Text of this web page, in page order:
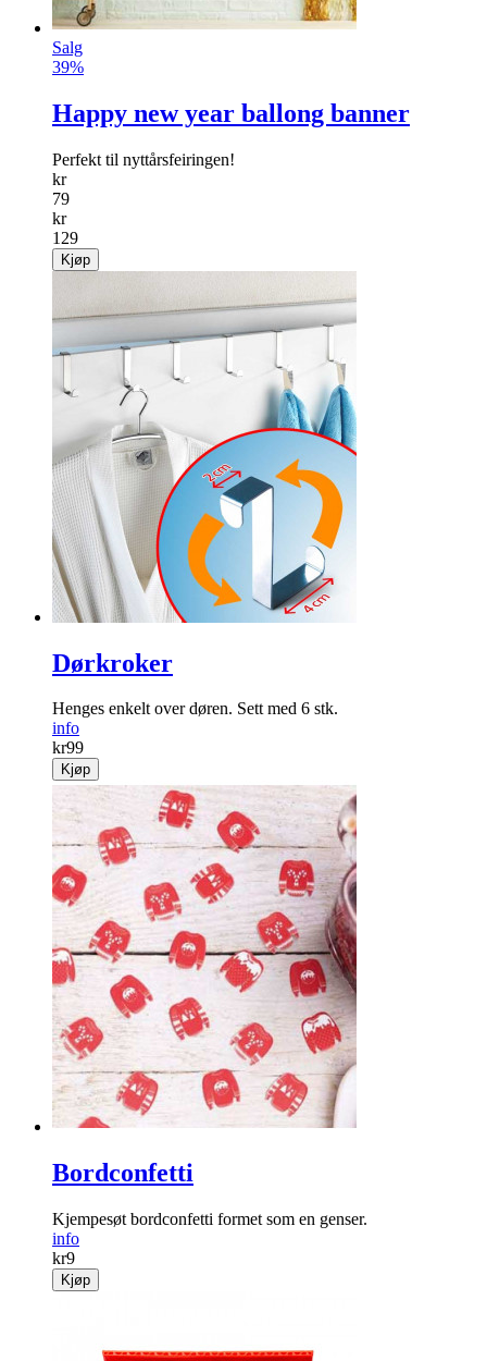
Salg
39%
Happy new year ballong banner
Perfekt til nyttårsfeiringen!
kr
79
kr
129
Kjøp
Dørkroker
Henges enkelt over døren. Sett med 6 stk.
info
kr99
Kjøp
Bordconfetti
Kjempesøt bordconfetti formet som en genser.
info
kr9
Kjøp